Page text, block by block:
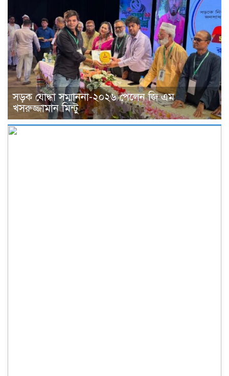
সড়ক যোদ্ধা সম্মাননা-২০২৬ পেলেন জি এম
খসরুজ্জামান মিন্টু